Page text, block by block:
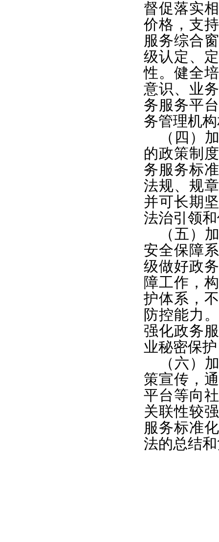
督促落实
价格，支
服务综合
级认定、
性。健全
意识、业
务服务平
务管理机
（四）
的政策制
务服务标
法规、规
并可长期
法治引领
（五）
安全保障
级做好政
障工作，
护体系，
防控能力
强化政务
业秘密保
（六）
策宣传，
平台等向
关联性较
服务标准
法的总结